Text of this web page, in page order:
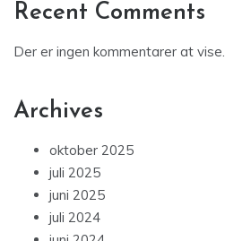
Recent Comments
Der er ingen kommentarer at vise.
Archives
oktober 2025
juli 2025
juni 2025
juli 2024